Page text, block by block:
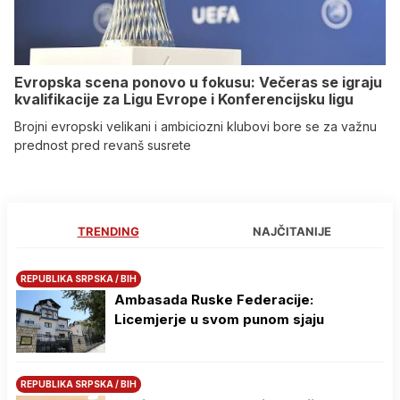
Evropska scena ponovo u fokusu: Večeras se igraju
kvalifikacije za Ligu Evrope i Konferencijsku ligu
Brojni evropski velikani i ambiciozni klubovi bore se za važnu
prednost pred revanš susrete
TRENDING NAJČITANIJE
REPUBLIKA SRPSKA / BIH
Ambasada Ruske Federacije:
Licemjerje u svom punom sjaju
REPUBLIKA SRPSKA / BIH